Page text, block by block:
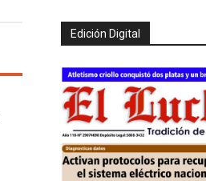
Edición Digital